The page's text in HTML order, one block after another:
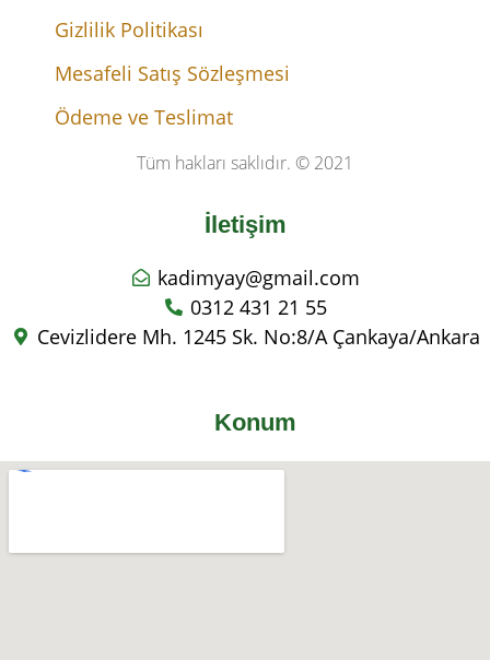
Gizlilik Politikası
Mesafeli Satış Sözleşmesi
Ödeme ve Teslimat
Tüm hakları saklıdır. © 2021
İletişim
kadimyay@gmail.com
0312 431 21 55
Cevizlidere Mh. 1245 Sk. No:8/A Çankaya/Ankara
Konum